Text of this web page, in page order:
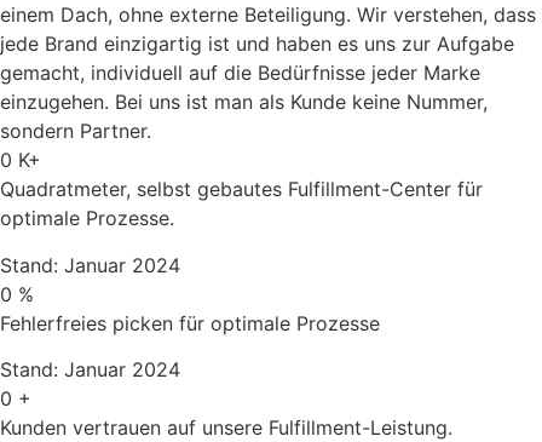
einem Dach, ohne externe Beteiligung. Wir verstehen, dass
jede Brand einzigartig ist und haben es uns zur Aufgabe
gemacht, individuell auf die Bedürfnisse jeder Marke
einzugehen. Bei uns ist man als Kunde keine Nummer,
sondern Partner.
0 K+
Quadratmeter, selbst gebautes Fulfillment-Center für
optimale Prozesse.
Stand: Januar 2024
0 %
Fehlerfreies picken für optimale Prozesse
Stand: Januar 2024
0 +
Kunden vertrauen auf unsere Fulfillment-Leistung.